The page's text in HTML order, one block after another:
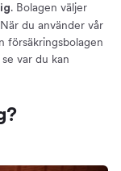
. Bolagen väljer
du använder vår
försäkringsbolagen
var du kan